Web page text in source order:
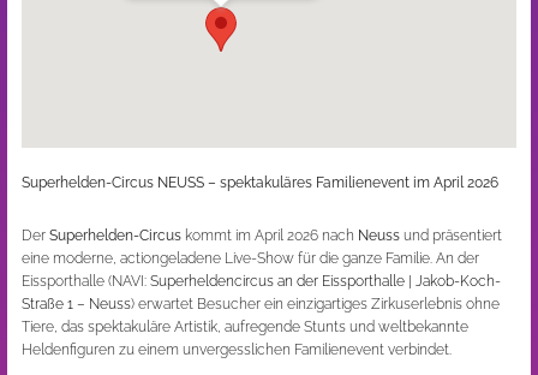
Superhelden-Circus NEUSS – spektakuläres Familienevent im April 2026
DerSuperhelden-Circus kommt im April 2026 nach Neuss und präsentiert
eine moderne, actiongeladene Live-Show für die ganze Familie. An der
Eissporthalle (NAVI:Superheldencircus an der Eissporthalle | Jakob-Koch-
Straße 1 – Neuss) erwartet Besucher ein einzigartiges Zirkuserlebnis ohne
Tiere, das spektakuläre Artistik, aufregende Stunts und weltbekannte
Heldenfiguren zu einem unvergesslichen Familienevent verbindet.